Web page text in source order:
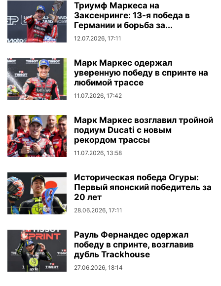
Триумф Маркеса на
Заксенринге: 13-я победа в
Германии и борьба за...
12.07.2026, 17:11
Марк Маркес одержал
уверенную победу в спринте на
любимой трассе
11.07.2026, 17:42
Марк Маркес возглавил тройной
подиум Ducati с новым
рекордом трассы
11.07.2026, 13:58
Историческая победа Огуры:
Первый японский победитель за
20 лет
28.06.2026, 17:11
Рауль Фернандес одержал
победу в спринте, возглавив
дубль Trackhouse
27.06.2026, 18:14